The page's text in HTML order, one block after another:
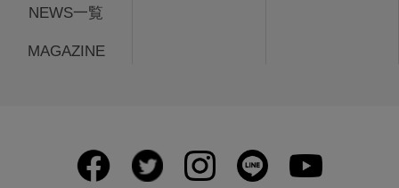
NEWS一覧
MAGAZINE